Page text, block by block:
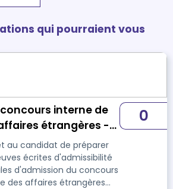
qui pourraient vous
interne de
étrangères -
complète)
au candidat de préparer
écrites d'admissibilité
des affaires étrangères
0